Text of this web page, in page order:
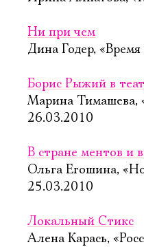
Ни при чем
Дина Годер,
Борис Рыжий в
Марина Тимашева,
26.03.2010
В стране ментов и
Ольга Егошина,
25.03.2010
Локальный Стикс
Алена Карась,